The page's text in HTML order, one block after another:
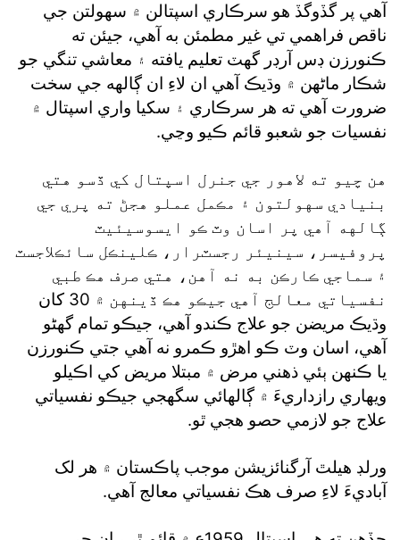
آهي پر گڏوگڏ هو سرڪاري اسپتالن ۾ سهولتن جي
ناقص فراهمي تي غير مطمئن به آهي، جيئن ته
ڪنورزن ڊس آرڊر گهٽ تعليم يافته ۽ معاشي تنگي جو
شڪار ماڻهن ۾ وڌيڪ آهي ان لاءِ ان ڳالهه جي سخت
ضرورت آهي ته هر سرڪاري ۽ سکيا واري اسپتال ۾
نفسيات جو شعبو قائم ڪيو وڃي.
هن چيو ته لاهور جي جنرل اسپتال کي ڏسو هتي
بنيادي سهولتون ۽ مڪمل عملو هجڻ ته پري جي
ڳالهه آهي پر اسان وٽ ڪو ايسوسيئيٽ
پروفيسر، سينيئر رجسٽرار، ڪلينڪل سائڪلاجسٽ
۽ سماجي ڪارڪن به نه آهن، هتي صرف هڪ طبي
نفسياتي معالج آهي جيڪو هڪ ڏينهن ۾ 30 کان
وڌيڪ مريضن جو علاج ڪندو آهي، جيڪو تمام گهڻو
آهي، اسان وٽ ڪو اهڙو ڪمرو نه آهي جتي ڪنورزن
يا ڪنهن ٻئي ذهني مرض ۾ مبتلا مريض کي اڪيلو
ويهاري رازداريءَ ۾ ڳالهائي سگهجي جيڪو نفسياتي
علاج جو لازمي حصو هجي ٿو.
ورلڊ هيلٿ آرگنائزيشن موجب پاڪستان ۾ هر لک
آباديءَ لاءِ صرف هڪ نفسياتي معالج آهي.